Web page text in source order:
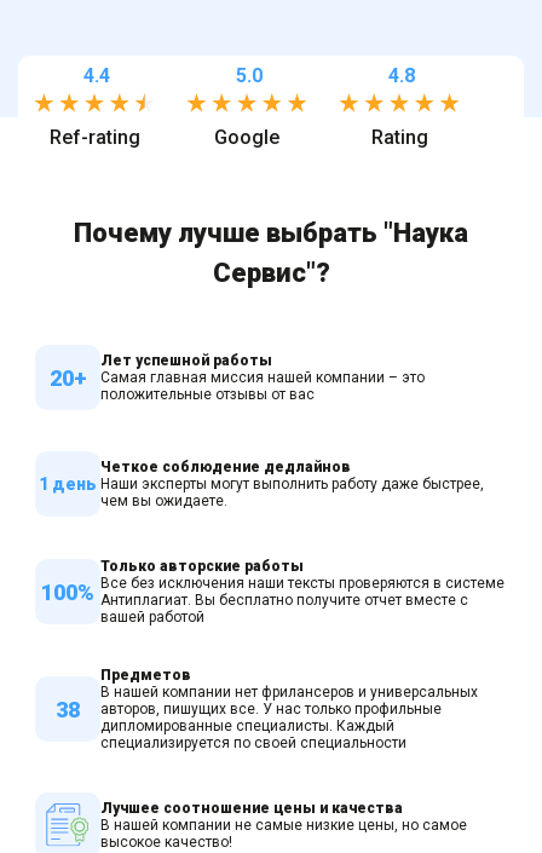
Ref-rating
4.4
Google
5.0
Rating
4.8
Почему лучше выбрать "Наука
Сервис"?
20+
Лет успешной работы
Самая главная миссия нашей компании – это
положительные отзывы от вас
1 день
Четкое соблюдение дедлайнов
Наши эксперты могут выполнить работу даже быстрее,
чем вы ожидаете.
100%
Только авторские работы
Все без исключения наши тексты проверяются в системе
Антиплагиат. Вы бесплатно получите отчет вместе с
вашей работой
38
Предметов
В нашей компании нет фрилансеров и универсальных
авторов, пишущих все. У нас только профильные
дипломированные специалисты. Каждый
специализируется по своей специальности
Лучшее соотношение цены и качества
В нашей компании не самые низкие цены, но самое
высокое качество!